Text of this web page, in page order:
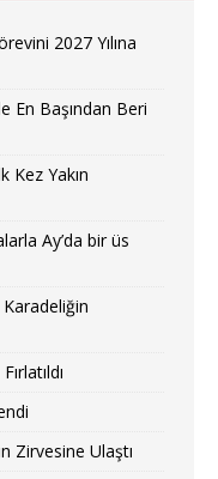
2027 Yılına
En Başından Beri
Kez Yakın
Ay’da bir üs
Karadeliğin
Zirvesine Ulaştı